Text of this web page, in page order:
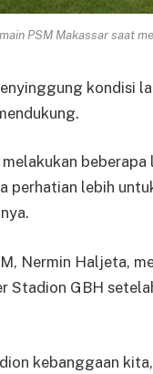
PSM Makassar saat
kondisi
perhatian lebih
Nermin Haljeta,
Stadion GBH
kebanggaan